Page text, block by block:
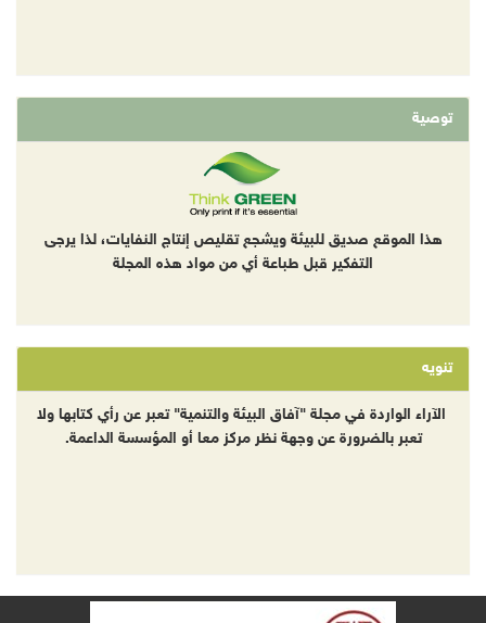
توصية
هذا الموقع صديق للبيئة ويشجع تقليص إنتاج النفايات، لذا يرجى
التفكير قبل طباعة أي من مواد هذه المجلة
تنويه
الآراء الواردة في مجلة "آفاق البيئة والتنمية" تعبر عن رأي كتابها ولا
تعبر بالضرورة عن وجهة نظر مركز معا أو المؤسسة الداعمة.